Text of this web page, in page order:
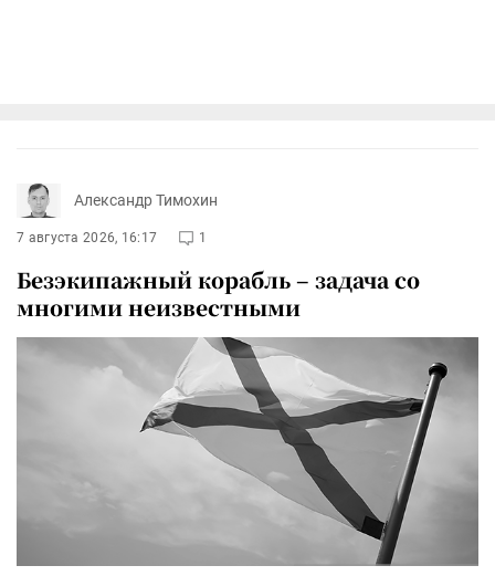
Александр Тимохин
7 августа 2026, 16:17 1
Безэкипажный корабль – задача со
многими неизвестными